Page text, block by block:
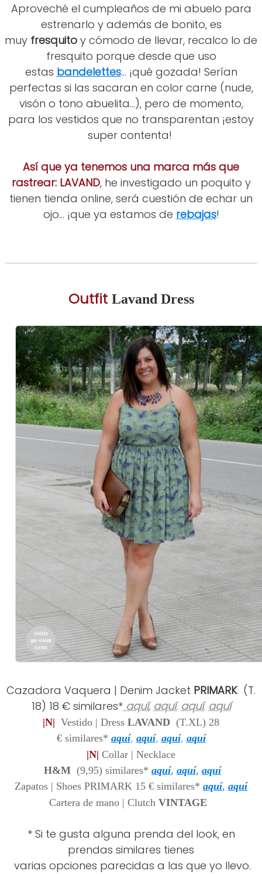
Aproveché el cumpleaños de mi abuelo para
estrenarlo y además de bonito, es
muy fresquito y cómodo de llevar, recalco lo de
fresquito porque desde que uso
estas bandelettes... ¡qué gozada! Serían
perfectas si las sacaran en color carne (nude,
visón o tono abuelita...), pero de momento,
para los vestidos que no transparentan ¡estoy
super contenta!
Así que ya tenemos una marca más que
rastrear: LAVAND, he investigado un poquito y
tienen tienda online, será cuestión de echar un
ojo... ¡que ya estamos de rebajas!
Outfit Lavand Dress
Cazadora Vaquera | Denim Jacket PRIMARK (T.
18) 18 € similares*aquí, aquí, aquí, aquí
|N| Vestido | Dress LAVAND (T.XL) 28
€ similares* aquí, aquí, aquí, aquí
|N| Collar | Necklace
H&M (9,95) similares* aquí, aquí, aquí
Zapatos | Shoes PRIMARK 15 € similares* aquí, aquí
Cartera de mano | Clutch VINTAGE
* Si te gusta alguna prenda del look, en
prendas similares tienes
varias opciones parecidas a las que yo llevo.